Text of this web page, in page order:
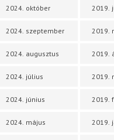
2024. október
2024. szeptember
2024. augusztus
2024. július
2024. június
2024. május
2019.
2019.
2019.
2019.
2019.
2019.